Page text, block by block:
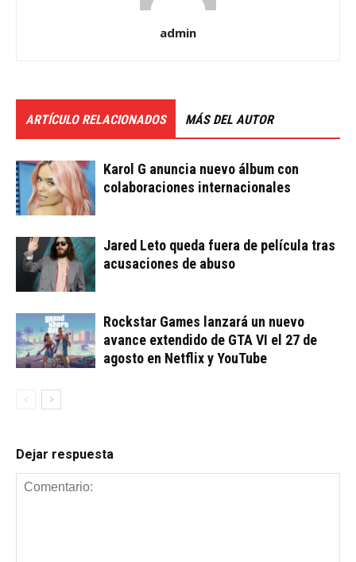
admin
ARTÍCULO RELACIONADOS MÁS DEL AUTOR
Karol G anuncia nuevo álbum con
colaboraciones internacionales
Jared Leto queda fuera de película tras
acusaciones de abuso
Rockstar Games lanzará un nuevo
avance extendido de GTA VI el 27 de
agosto en Netflix y YouTube
Dejar respuesta